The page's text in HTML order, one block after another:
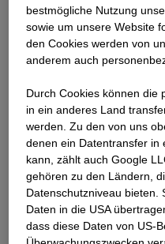
ist der für Lieferant:innen
Lieferantenkodex, in
Global Compact der
grundlegenden
«Menschenrechte»,
und
Lieferanten und
Lieferantenkodex ersetzt
«Leitfaden Business
Geschäftspartnerinnen
Nachunternehmen
Projekts in unserem
bewertet. Damit
best­mögliche Nutzung
sowie um unsere Website
den Cookies werden von
anderem auch
Durch Cookies können die
in ein anderes Land
werden. Zu den von uns
denen ein Datentransfer in
kann, zählt auch Google
gehören zu den Ländern,
Datenschutzniveau bieten.
Daten in die USA
dass diese Daten von US-